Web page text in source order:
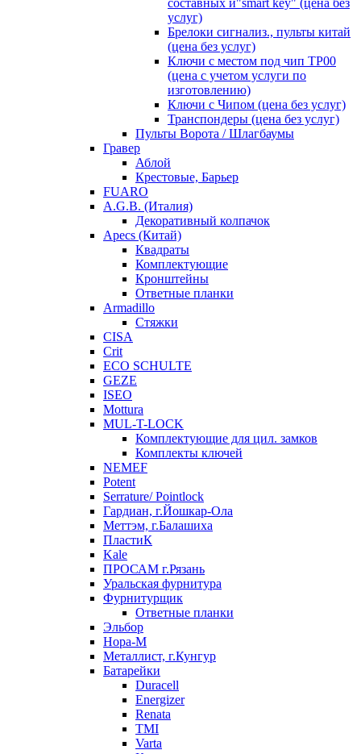
составных и"smart key" (цена без
услуг)
Брелоки сигнализ., пульты китай
(цена без услуг)
Ключи с местом под чип TP00
(цена с учетом услуги по
изготовлению)
Ключи с Чипом (цена без услуг)
Транспондеры (цена без услуг)
Пульты Ворота / Шлагбаумы
Гравер
Аблой
Крестовые, Барьер
FUARO
A.G.B. (Италия)
Декоративный колпачок
Apecs (Китай)
Квадраты
Комплектующие
Кронштейны
Ответные планки
Armadillo
Стяжки
CISA
Crit
ECO SCHULTE
GEZE
ISEO
Mottura
MUL-T-LOCK
Комплектующие для цил. замков
Комплекты ключей
NEMEF
Potent
Serrature/ Pointlock
Гардиан, г.Йошкар-Ола
Меттэм, г.Балашиха
ПластиК
Kale
ПРОСАМ г.Рязань
Уральская фурнитура
Фурнитурщик
Ответные планки
Эльбор
Нора-М
Металлист, г.Кунгур
Батарейки
Duracell
Energizer
Renata
TMI
Varta